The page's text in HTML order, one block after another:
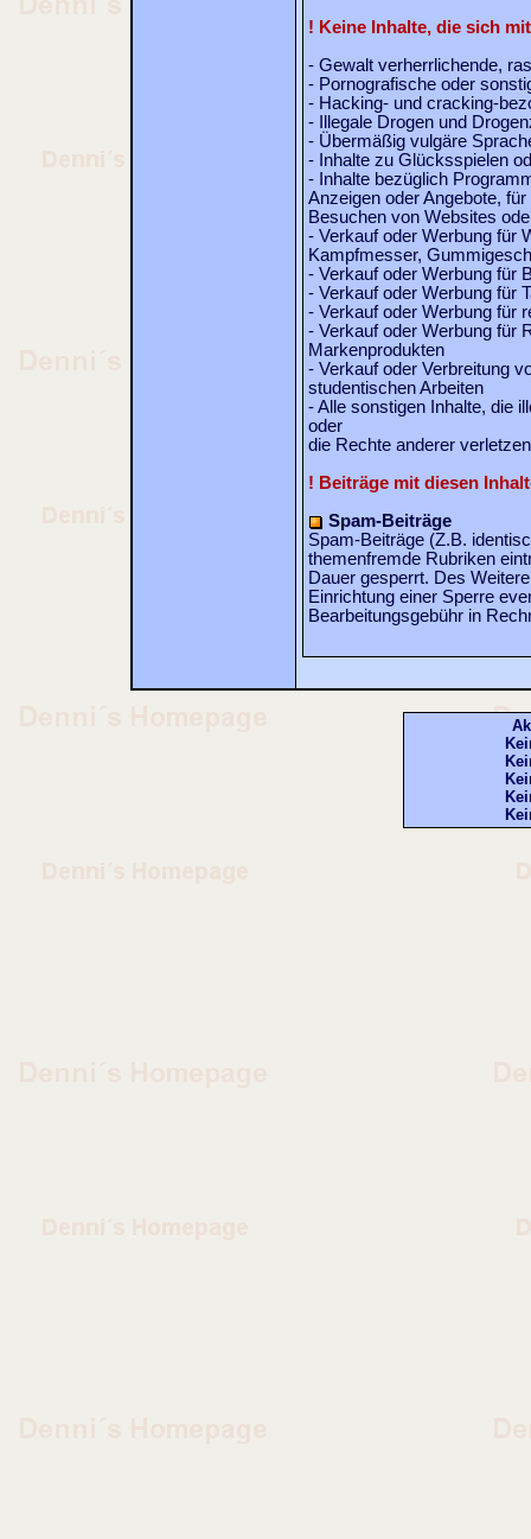
! Keine Inhalte, die sich
- Gewalt verherrlichende,
- Pornografische oder
- Hacking- und cracking-
- Illegale Drogen und
- Übermäßig vulgäre
- Inhalte zu Glücksspielen
- Inhalte bezüglich
Anzeigen oder Angebote,
Besuchen von Websites
- Verkauf oder Werbung für
Kampfmesser,
- Verkauf oder Werbung für
- Verkauf oder Werbung für
- Verkauf oder Werbung für
- Verkauf oder Werbung für
Markenprodukten
- Verkauf oder Verbreitung
studentischen Arbeiten
- Alle sonstigen Inhalte, die
oder
die Rechte anderer verletzen
! Beiträge mit diesen
Spam-Beiträge
Spam-Beiträge (Z.B.
themenfremde Rubriken
Dauer gesperrt. Des
Einrichtung einer Sperre
Bearbeitungsgebühr in